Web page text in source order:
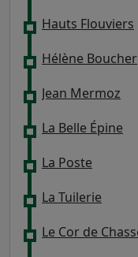
Hauts Flouviers
Hélène Boucher
Jean Mermoz
La Belle Épine
La Poste
La Tuilerie